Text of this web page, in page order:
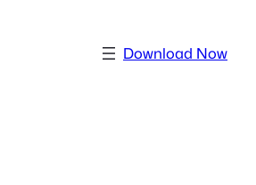
Download Now